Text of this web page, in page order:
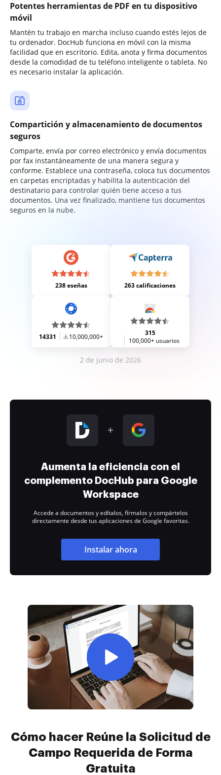
Potentes herramientas de PDF en tu dispositivo
móvil
Mantén tu trabajo en marcha incluso cuando estés lejos de
tu ordenador. DocHub funciona en móvil con la misma
facilidad que en escritorio. Edita, anota y firma documentos
desde la comodidad de tu teléfono inteligente o tableta. No
es necesario instalar la aplicación.
Compartición y almacenamiento de documentos
seguros
Comparte, envía por correo electrónico y envía documentos
por fax instantáneamente de una manera segura y
conforme. Establece una contraseña, coloca tus documentos
en carpetas encriptadas y habilita la autenticación del
destinatario para controlar quién tiene acceso a tus
documentos. Una vez finalizado, mantiene tus documentos
seguros en la nube.
238 eseñas 263 calificaciones
14331 10,000,000+
315
100,000+ usuarios
2 de junio de 2026
Aumenta la eficiencia con el
complemento DocHub para Google
Workspace
Accede a documentos y edítalos, fírmalos y compártelos
directamente desde tus aplicaciones de Google favoritas.
Instalar ahora
Cómo hacer Reúne la Solicitud de
Campo Requerida de Forma
Gratuita